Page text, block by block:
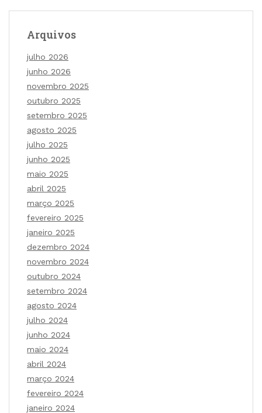
Arquivos
julho 2026
junho 2026
novembro 2025
outubro 2025
setembro 2025
agosto 2025
julho 2025
junho 2025
maio 2025
abril 2025
março 2025
fevereiro 2025
janeiro 2025
dezembro 2024
novembro 2024
outubro 2024
setembro 2024
agosto 2024
julho 2024
junho 2024
maio 2024
abril 2024
março 2024
fevereiro 2024
janeiro 2024